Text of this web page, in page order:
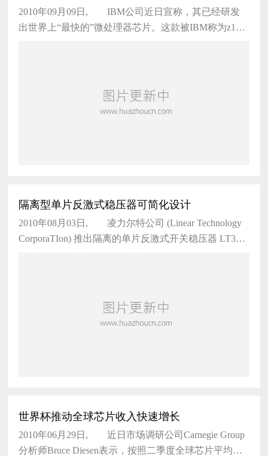
2010年09月09日, IBM公司近日宣称，其已经研发
出世界上“最快的”微处理器芯片。这款被IBM称为z196
隔离型单片反激式稳压器可简化设计
2010年08月03日, 凌力尔特公司 (Linear Technology
CorporaTIon) 推出隔离的单片反激式开关稳压器 LT357
世界杯推动全球芯片收入快速增长
2010年06月29日, 近日市场调研公司Carnegie Group
分析师Bruce Diesen表示，按照二季度全球芯片平均值